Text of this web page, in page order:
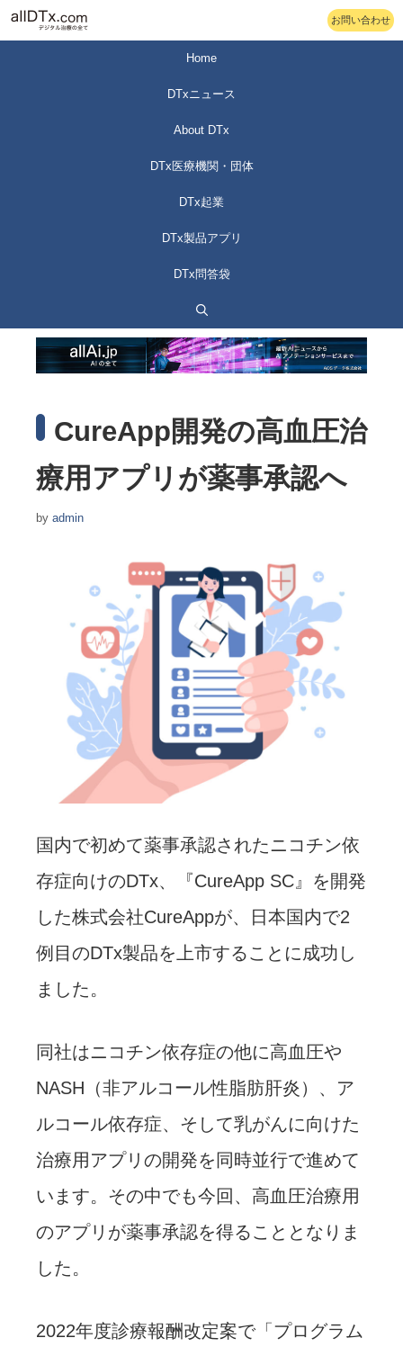
お問い合わせ
Home
DTxニュース
About DTx
DTx医療機関・団体
DTx起業
DTx製品アプリ
DTx問答袋
CureApp開発の高血圧治
療用アプリが薬事承認へ
by admin
国内で初めて薬事承認されたニコチン依
存症向けのDTx、『CureApp SC』を開発
した株式会社CureAppが、日本国内で2
例目のDTx製品を上市することに成功し
ました。
同社はニコチン依存症の他に高血圧や
NASH（非アルコール性脂肪肝炎）、ア
ルコール依存症、そして乳がんに向けた
治療用アプリの開発を同時並行で進めて
います。その中でも今回、高血圧治療用
のアプリが薬事承認を得ることとなりま
した。
2022年度診療報酬改定案で「プログラム